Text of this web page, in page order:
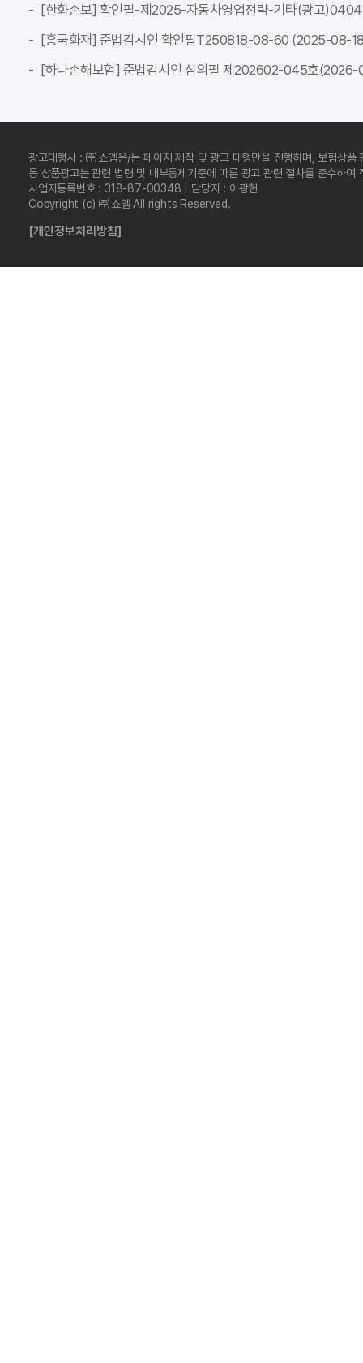
[한화손보] 확인필-제2025-자동차영업전략-기타(광고
[흥국화재] 준법감시인 확인필T250818-08-60 (2025-08-
[하나손해보험] 준법감시인 심의필 제202602-045호
광고대행사 : ㈜쇼엠은/는 페이지 제작 및 광고 대행만을 진행하며, 보험상품
동 상품광고는 관련 법령 및 내부통제기준에 따른 광고 관련 절차를 준수하여
사업자등록번호 : 318-87-00348 | 담당자 : 이광헌
Copyright (c) ㈜쇼엠 All rights Reserved.
[개인정보처리방침]